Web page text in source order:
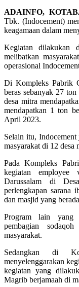
ADAINFO,
Tbk. (Indocement)
keagamaan dalam
Kegiatan dilakukan
melibatkan
operasional
Di Kompleks Pabrik
beras sebanyak 27
desa mitra
mendapatkan 1 ton
April 2023.
Selain itu,
masyarakat di 12 desa
Pada Kompleks
kegiatan employee
Darussalam di
perlengkapan sarana
dan masjid yang
Program lain yang
pembagian
masyarakat.
Sedangkan di
menyelenggarakan
kegiatan yang
Magrib berjamaah di